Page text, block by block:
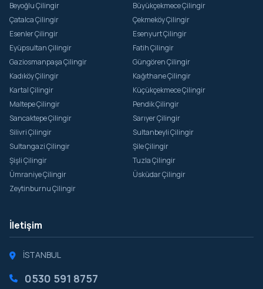
Beyoğlu Çilingir
Büyükçekmece Çilingir
Çatalca Çilingir
Çekmeköy Çilingir
Esenler Çilingir
Esenyurt Çilingir
Eyüpsultan Çilingir
Fatih Çilingir
Gaziosmanpaşa Çilingir
Güngören Çilingir
Kadıköy Çilingir
Kağıthane Çilingir
Kartal Çilingir
Küçükçekmece Çilingir
Maltepe Çilingir
Pendik Çilingir
Sancaktepe Çilingir
Sarıyer Çilingir
Silivri Çilingir
Sultanbeyli Çilingir
Sultangazi Çilingir
Şile Çilingir
Şişli Çilingir
Tuzla Çilingir
Ümraniye Çilingir
Üsküdar Çilingir
Zeytinburnu Çilingir
İletişim
İSTANBUL
0530 591 8757